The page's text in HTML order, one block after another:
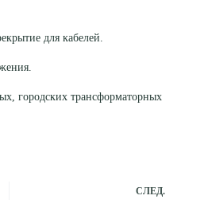
для кабелей.
городских трансформаторных
СЛЕД.